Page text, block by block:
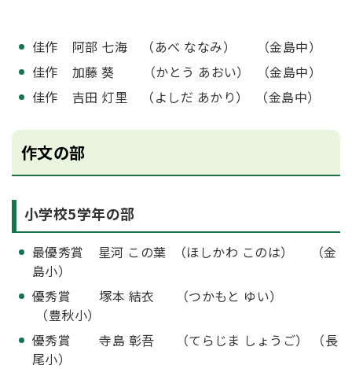
佳作 阿部 七海 （あべ ななみ） （金島中）
佳作 加藤 葵 （かとう あおい） （金島中）
佳作 吉田 灯里 （よしだ あかり） （金島中）
作文の部
小学校5学年の部
最優秀賞 星河 この葉 （ほしかわ このは） （金
島小）
優秀賞 塚本 結衣 （つかもと ゆい）
（豊秋小）
優秀賞 寺島 彰吾 （てらじま しょうご） （長
尾小）